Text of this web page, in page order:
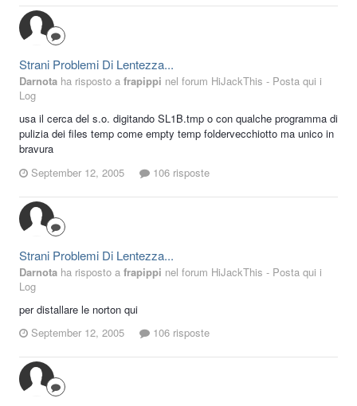
Strani Problemi Di Lentezza...
Darnota ha risposto a frapippi nel forum HiJackThis - Posta qui i
Log
usa il cerca del s.o. digitando SL1B.tmp o con qualche programma di
pulizia dei files temp come empty temp foldervecchiotto ma unico in
bravura
September 12, 2005
106 risposte
Strani Problemi Di Lentezza...
Darnota ha risposto a frapippi nel forum HiJackThis - Posta qui i
Log
per distallare le norton qui
September 12, 2005
106 risposte